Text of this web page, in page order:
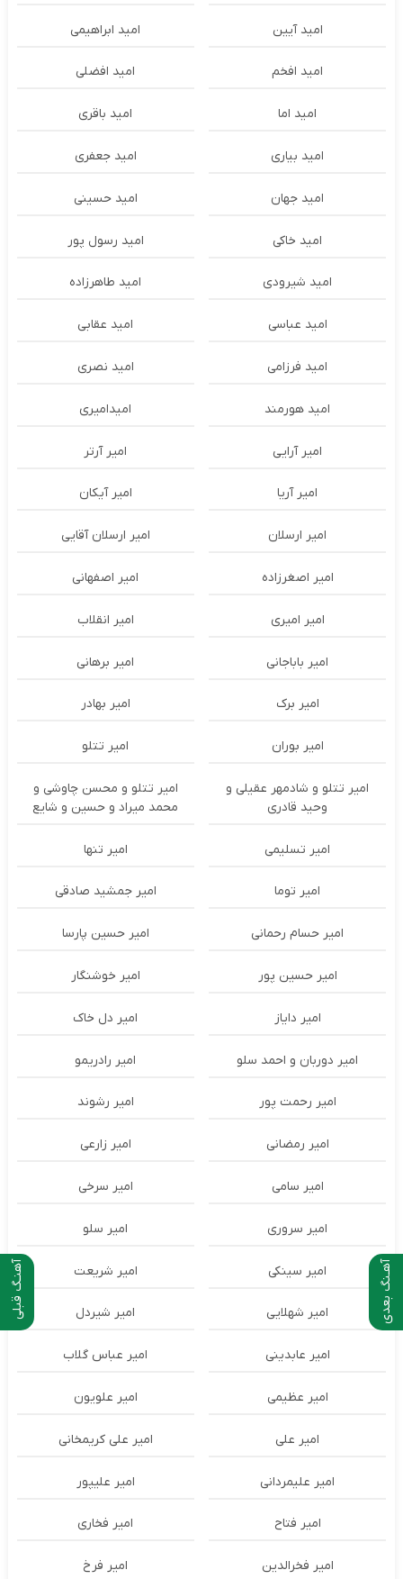
آهنـگ قبلی آهـنگ بعدی
امید آیین امید ابراهیمی
امید افخم امید افضلی
امید اما امید باقری
امید بیاری امید جعفری
امید جهان امید حسینی
امید خاکی امید رسول پور
امید شیرودی امید طاهرزاده
امید عباسی امید عقابی
امید فرزامی امید نصری
امید هورمند امیدامیری
امیر آرایی امیر آرتر
امیر آریا امیر آیکان
امیر ارسلان امیر ارسلان آقایی
امیر اصغرزاده امیر اصفهانی
امیر امیری امیر انقلاب
امیر باباجانی امیر برهانی
امیر برک امیر بهادر
امیر بوران امیر تتلو
امیر تتلو و شادمهر عقیلی و
وحید قادری
امیر تتلو و محسن چاوشی و
محمد میراد و حسین و شایع
امیر تسلیمی امیر تنها
امیر توما امیر جمشید صادقی
امیر حسام رحمانی امیر حسین پارسا
امیر حسین پور امیر خوشنگار
امیر دایاز امیر دل خاک
امیر دوربان و احمد سلو امیر رادریمو
امیر رحمت پور امیر رشوند
امیر رمضانی امیر زارعی
امیر سامی امیر سرخی
امیر سروری امیر سلو
امیر سینکی امیر شریعت
امیر شهلایی امیر شیردل
امیر عابدینی امیر عباس گلاب
امیر عظیمی امیر علویون
امیر علی امیر علی کریمخانی
امیر علیمردانی امیر علیپور
امیر فتاح امیر فخاری
امیر فخرالدین امیر فرخ